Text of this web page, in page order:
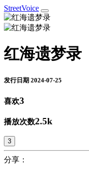
StreetVoice
红海遗梦录
发行日期 2024-07-25
喜欢3
播放次数2.5k
3
分享：